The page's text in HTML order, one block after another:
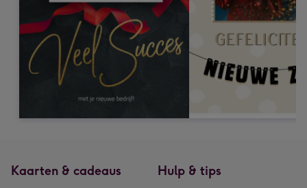
Kaarten & cadeaus Hulp & tips